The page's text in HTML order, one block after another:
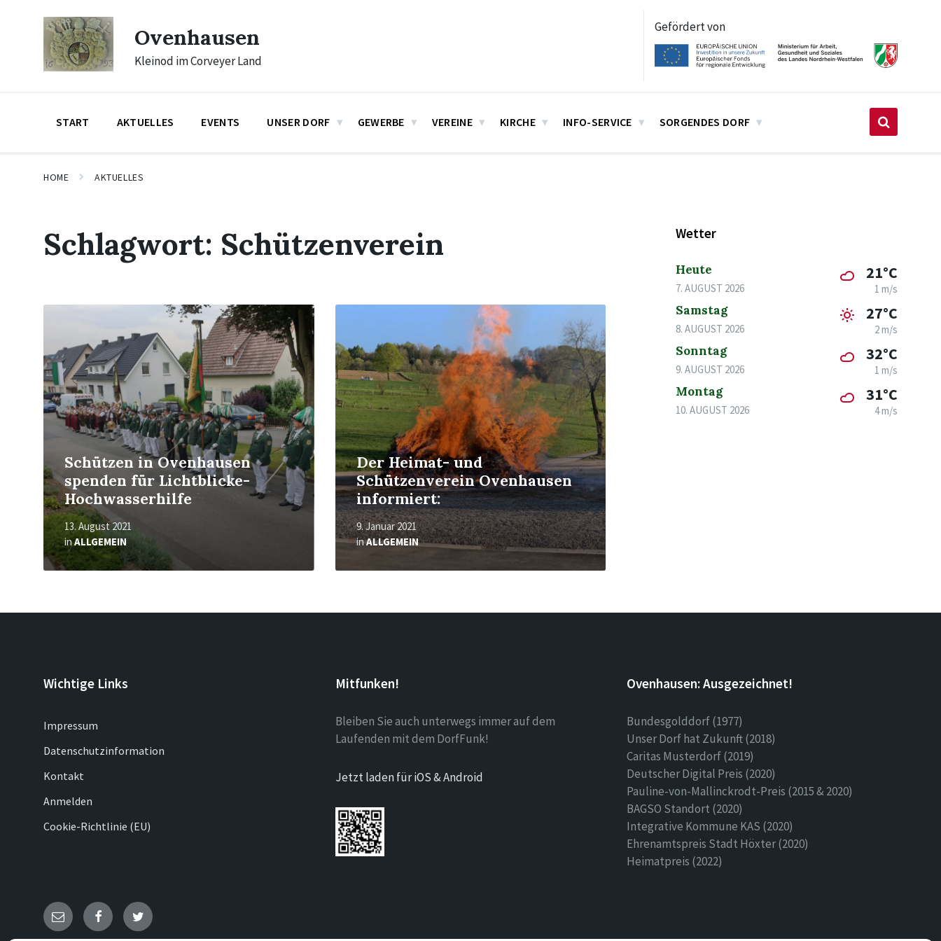
navigation
Ovenhausen
Kleinod im Corveyer Land
Gefördert von
START AKTUELLES EVENTS UNSER DORF GEWERBE VEREINE KIRCHE INFO-SERVICE SORGENDES DORF
HOME AKTUELLES
Schlagwort: Schützenverein
Schützen in Ovenhausen
spenden für Lichtblicke-
Hochwasserhilfe
13. August 2021
inALLGEMEIN
Mehr
Der Heimat- und
Schützenverein Ovenhausen
informiert:
9. Januar 2021
inALLGEMEIN
Mehr
Wetter
Heute
7. AUGUST 2026
21°C
1 m/s
Samstag
8. AUGUST 2026
27°C
2 m/s
Sonntag
9. AUGUST 2026
32°C
1 m/s
Montag
10. AUGUST 2026
31°C
4 m/s
Wichtige Links
Impressum
Datenschutzinformation
Kontakt
Anmelden
Cookie-Richtlinie (EU)
Mitfunken!
Bleiben Sie auch unterwegs immer auf dem
Laufenden mit dem DorfFunk!
Jetzt laden für iOS & Android
Ovenhausen: Ausgezeichnet!
Bundesgolddorf (1977)
Unser Dorf hat Zukunft (2018)
Caritas Musterdorf (2019)
Deutscher Digital Preis (2020)
Pauline-von-Mallinckrodt-Preis (2015 & 2020)
BAGSO Standort (2020)
Integrative Kommune KAS (2020)
Ehrenamtspreis Stadt Höxter (2020)
Heimatpreis (2022)
E- FacebookTwitter